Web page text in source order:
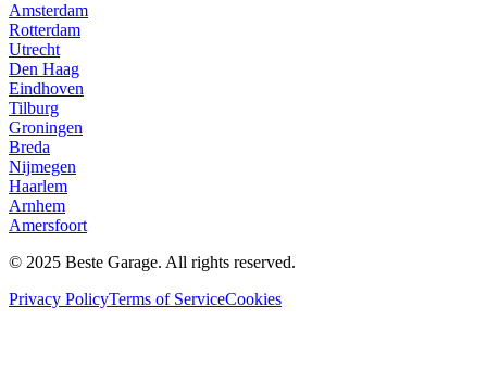
Amsterdam
Rotterdam
Utrecht
Den Haag
Eindhoven
Tilburg
Groningen
Breda
Nijmegen
Haarlem
Arnhem
Amersfoort
© 2025 Beste Garage. All rights reserved.
Privacy PolicyTerms of ServiceCookies